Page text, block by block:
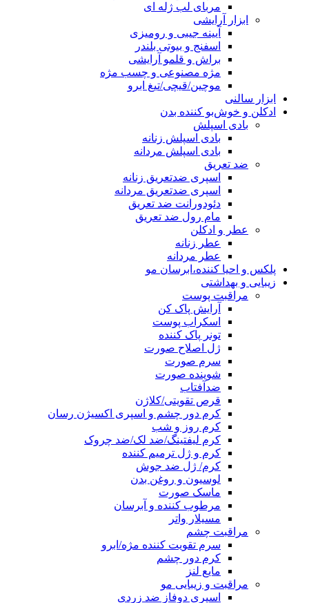
مربای لب ژله ای
ابزار آرایشی
آیینه جیبی و رومیزی
اسفنج و بیوتی بلندر
براش و قلمو آرایشی
مژه مصنوعی و چسب مژه
موچین/قیچی/تیغ ابرو
ابزار سالنی
ادکلن و خوش‌بو کننده بدن
بادی اسپلش
بادی اسپلش زنانه
بادی اسپلش مردانه
ضد تعریق
اسپری ضدتعریق زنانه
اسپری ضدتعریق مردانه
دئودورانت ضد تعریق
مام رول ضد تعریق
عطر و ادکلن
عطر زنانه
عطر مردانه
پلکس و احیا کننده،ابرسان مو
زیبایی و بهداشتی
مراقبت پوست
آرایش پاک کن
اسکراب پوست
تونر پاک کننده
ژل اصلاح صورت
سرم صورت
شوینده صورت
ضدآفتاب
قرص تقویتی/کلاژن
کرم دور چشم و اسپری اکسیژن رسان
کرم روز و شب
کرم لیفتینگ/ضد لک/ضد چروک
کرم و ژل ترمیم کننده
کرم/ ژل ضد جوش
لوسیون و روغن بدن
ماسک صورت
مرطوب کننده و آبرسان
مسیلار واتر
مراقبت چشم
سرم تقویت کننده مژه/ابرو
کرم دور چشم
مایع لنز
مراقبت و زیبایی مو
اسپری دوفاز ضد زردی